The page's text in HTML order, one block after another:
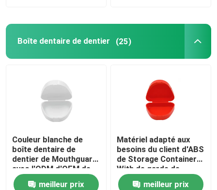
ouvreur de bouche dentaire
Kit de polissage dentaire
Brosse de nettoyage de dentier
Cire dentaire orthodontique
Pièces d'éjecteur de salive
Boîte dentaire de dentier (25)
Couleur blanche de
boîte dentaire de
dentier de Mouthguard
avec l'ODM d'OEM de
trous de conduit
meilleur prix
Matériel adapté aux
besoins du client d'ABS
de Storage Container
With de garde de
bouche de dentier
meilleur prix